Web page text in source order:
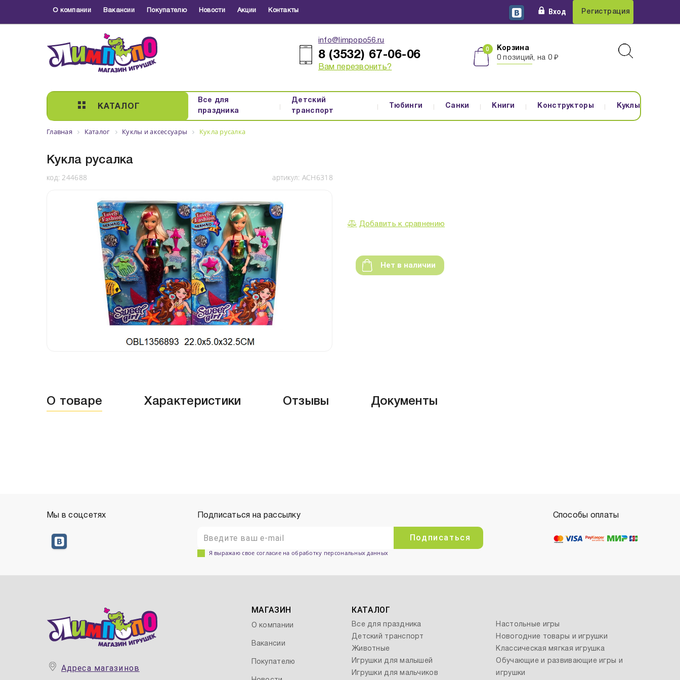
О компании Вакансии Покупателю Новости Акции Контакты Вход Регистрация
info@limpopo56.ru
8 (3532) 67-06-06
Вам перезвонить?
Корзина
0 позиций, на 0 ₽
КАТАЛОГ
Все для
праздника
Детский
транспорт
Тюбинги Санки Книги Конструкторы Куклы
Главная Каталог Куклы и аксессуары Кукла русалка
Кукла русалка
код: 244688 артикул: ACH6318
Добавить к сравнению
Нет в наличии
О товаре Характеристики Отзывы Документы
Мы в соцсетях Подписаться на рассылку
Подписаться
Я выражаю свое согласие на обработку персональных данных
Способы оплаты
Адреса магазинов
МАГАЗИН
О компании
Вакансии
Покупателю
КАТАЛОГ
Все для праздника
Детский транспорт
Животные
Игрушки для малышей
Игрушки для мальчиков
Настольные игры
Новогодние товары и игрушки
Классическая мягкая игрушка
Обучающие и развивающие игры и
игрушки